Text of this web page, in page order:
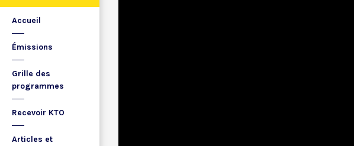
Accueil
Émissions
Grille des
programmes
Recevoir KTO
Articles et